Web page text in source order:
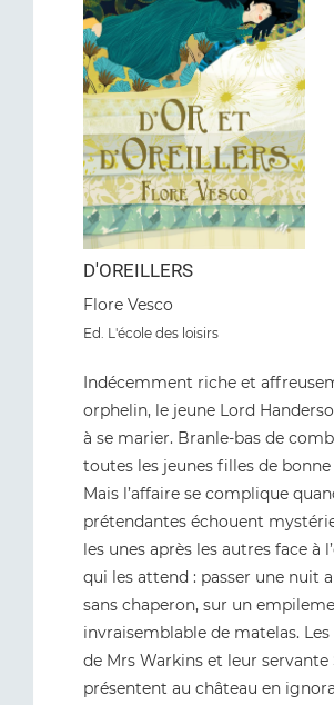
D'OREILLERS
Flore Vesco
Ed. L'école des loisirs
Indécemment riche et
orphelin, le jeune Lord
à se marier. Branle-bas de
toutes les jeunes filles de
Mais l’affaire se complique
prétendantes échouent
les unes après les autres face à
qui les attend : passer une nuit
sans chaperon, sur un
invraisemblable de matelas.
de Mrs Warkins et leur servante
présentent au château en